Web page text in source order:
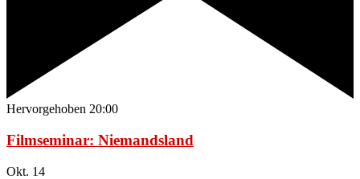
Hervorgehoben 20:00
Filmseminar: Niemandsland
Okt. 14